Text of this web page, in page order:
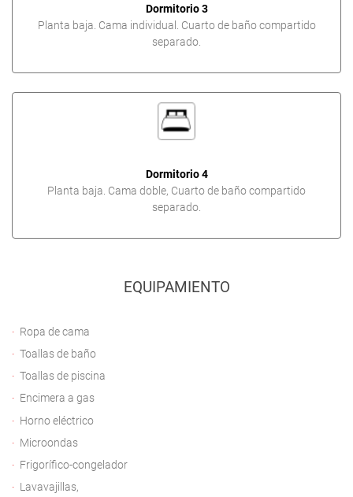
Dormitorio 3
Planta baja. Cama individual. Cuarto de baño compartido
separado.
Dormitorio 4
Planta baja. Cama doble, Cuarto de baño compartido
separado.
EQUIPAMIENTO
Ropa de cama
Toallas de baño
Toallas de piscina
Encimera a gas
Horno eléctrico
Microondas
Frigorífico-congelador
Lavavajillas,